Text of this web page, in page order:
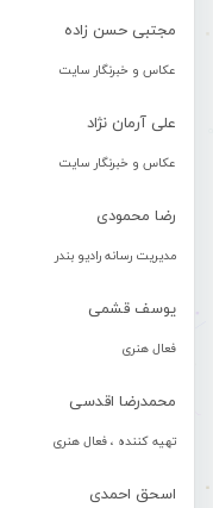
مجتبی حسن زاده
عکاس و خبرنگار سایت
علی آرمان نژاد
عکاس و خبرنگار سایت
رضا محمودی
مدیریت رسانه رادیو بندر
یوسف قشمی
فعال هنری
محمدرضا اقدسی
تهیه کننده ، فعال هنری
اسحق احمدی